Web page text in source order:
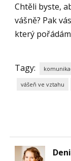
Chtěli byste,
vášně? Pak
který
Tagy:
vášeň ve vztahu